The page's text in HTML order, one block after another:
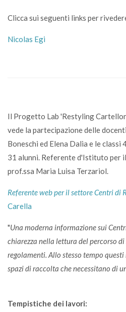
Clicca sui seguenti links per
Nicolas Egi
Il Progetto Lab 'Restyling
vede la partecipazione delle
Boneschi ed Elena Dalia e le
31 alunni. Referente d'Istituto per
prof.ssa Maria Luisa Terzariol.
Referente web per il settore Centri di
Carella
"Una moderna informazione sui
chiarezza nella lettura del percorso
regolamenti. Allo stesso tempo
spazi di raccolta che necessitano di
Tempistiche dei lavori: